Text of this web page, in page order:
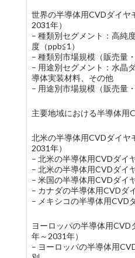
世界の半導体用CVDダイヤ
2031年）
– 種類別セグメント：高純
度（ppb≦1）
– 種類別市場規模（販売量
– 用途別セグメント：水晶
導体実装材料、その他
– 用途別市場規模（販売量
主要地域における半導体用
北米の半導体用CVDダイヤ
2031年）
– 北米の半導体用CVDダイ
– 北米の半導体用CVDダイ
– 米国の半導体用CVDダイ
– カナダの半導体用CVDダ
– メキシコの半導体用CVD
ヨーロッパの半導体用CVD
年～2031年）
– ヨーロッパの半導体用